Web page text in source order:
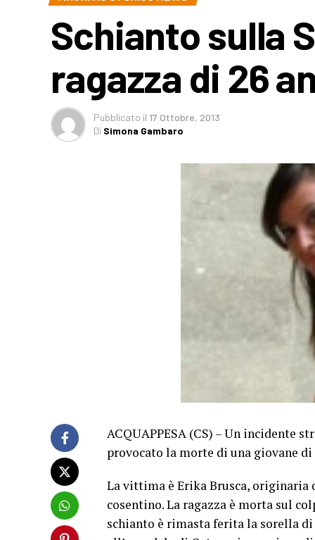
Schianto sulla
ragazza di 26
Pubblicato il 17 Ottobre, 2013
Di Simona Gambaro
ACQUAPPESA (CS) – Un incidente
provocato la morte di una giovane di
La vittima è Erika Brusca, originaria
cosentino. La ragazza è morta sul
schianto è rimasta ferita la sorella